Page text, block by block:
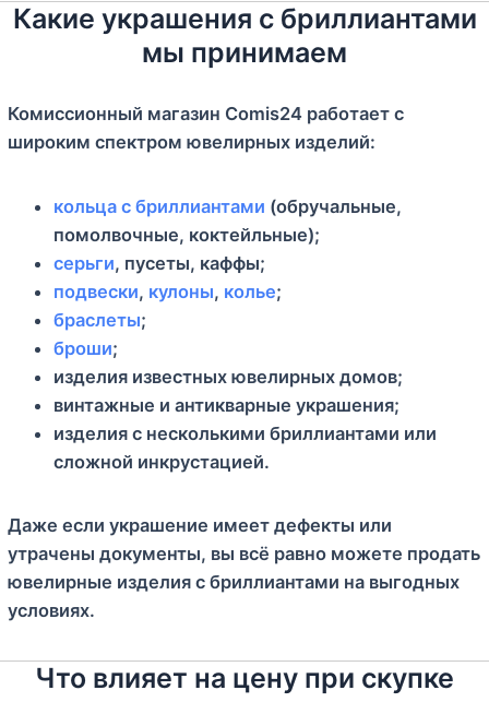
Какие украшения с бриллиантами
мы принимаем
Комиссионный магазин Comis24 работает с
широким спектром ювелирных изделий:
кольца с бриллиантами (обручальные,
помолвочные, коктейльные);
серьги, пусеты, каффы;
подвески, кулоны, колье;
браслеты;
броши;
изделия известных ювелирных домов;
винтажные и антикварные украшения;
изделия с несколькими бриллиантами или
сложной инкрустацией.
Даже если украшение имеет дефекты или
утрачены документы, вы всё равно можете продать
ювелирные изделия с бриллиантами на выгодных
условиях.
Что влияет на цену при скупке